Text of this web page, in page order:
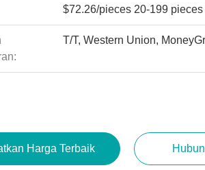
$72.26/pieces 20-199 pieces
T/T, Western Union,
Harga Terbaik